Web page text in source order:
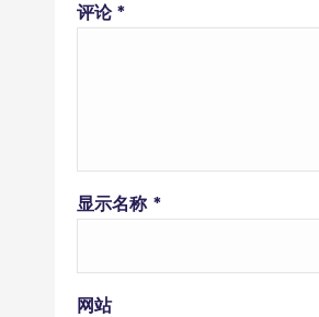
评论*
显示名称 *
网站